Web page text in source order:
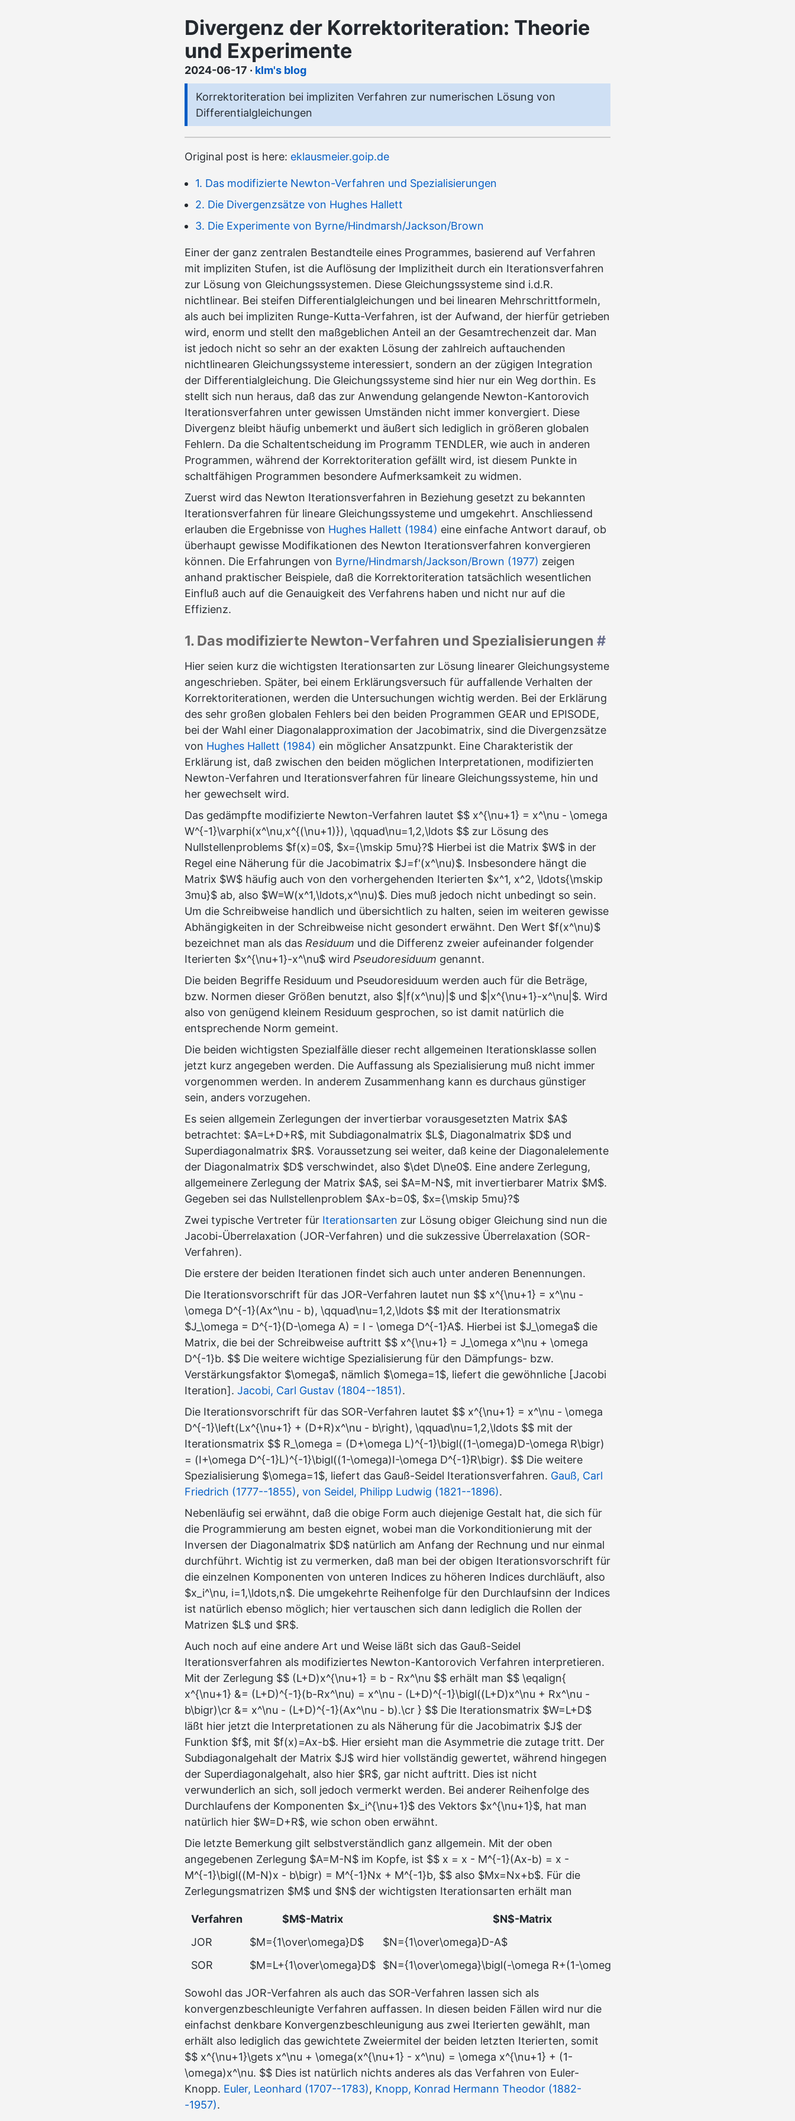
Divergenz der Korrektoriteration: Theorie
und Experimente
2024-06-17 · klm's blog
Korrektoriteration bei impliziten Verfahren zur numerischen Lösung von
Differentialgleichungen
Original post is here: eklausmeier.goip.de
1. Das modifizierte Newton-Verfahren und Spezialisierungen
2. Die Divergenzsätze von Hughes Hallett
3. Die Experimente von Byrne/Hindmarsh/Jackson/Brown
Einer der ganz zentralen Bestandteile eines Programmes, basierend auf Verfahren
mit impliziten Stufen, ist die Auflösung der Implizitheit durch ein Iterationsverfahren
zur Lösung von Gleichungssystemen. Diese Gleichungssysteme sind i.d.R.
nichtlinear. Bei steifen Differentialgleichungen und bei linearen Mehrschrittformeln,
als auch bei impliziten Runge-Kutta-Verfahren, ist der Aufwand, der hierfür getrieben
wird, enorm und stellt den maßgeblichen Anteil an der Gesamtrechenzeit dar. Man
ist jedoch nicht so sehr an der exakten Lösung der zahlreich auftauchenden
nichtlinearen Gleichungssysteme interessiert, sondern an der zügigen Integration
der Differentialgleichung. Die Gleichungssysteme sind hier nur ein Weg dorthin. Es
stellt sich nun heraus, daß das zur Anwendung gelangende Newton-Kantorovich
Iterationsverfahren unter gewissen Umständen nicht immer konvergiert. Diese
Divergenz bleibt häufig unbemerkt und äußert sich lediglich in größeren globalen
Fehlern. Da die Schaltentscheidung im Programm TENDLER, wie auch in anderen
Programmen, während der Korrektoriteration gefällt wird, ist diesem Punkte in
schaltfähigen Programmen besondere Aufmerksamkeit zu widmen.
Zuerst wird das Newton Iterationsverfahren in Beziehung gesetzt zu bekannten
Iterationsverfahren für lineare Gleichungssysteme und umgekehrt. Anschliessend
erlauben die Ergebnisse von Hughes Hallett (1984) eine einfache Antwort darauf, ob
überhaupt gewisse Modifikationen des Newton Iterationsverfahren konvergieren
können. Die Erfahrungen von Byrne/Hindmarsh/Jackson/Brown (1977) zeigen
anhand praktischer Beispiele, daß die Korrektoriteration tatsächlich wesentlichen
Einfluß auch auf die Genauigkeit des Verfahrens haben und nicht nur auf die
Effizienz.
1. Das modifizierte Newton-Verfahren und Spezialisierungen #
Hier seien kurz die wichtigsten Iterationsarten zur Lösung linearer Gleichungsysteme
angeschrieben. Später, bei einem Erklärungsversuch für auffallende Verhalten der
Korrektoriterationen, werden die Untersuchungen wichtig werden. Bei der Erklärung
des sehr großen globalen Fehlers bei den beiden Programmen GEAR und EPISODE,
bei der Wahl einer Diagonalapproximation der Jacobimatrix, sind die Divergenzsätze
von Hughes Hallett (1984) ein möglicher Ansatzpunkt. Eine Charakteristik der
Erklärung ist, daß zwischen den beiden möglichen Interpretationen, modifizierten
Newton-Verfahren und Iterationsverfahren für lineare Gleichungssysteme, hin und
her gewechselt wird.
Das gedämpfte modifizierte Newton-Verfahren lautet $$ x^{\nu+1} = x^\nu - \omega
W^{-1}\varphi(x^\nu,x^{(\nu+1)}), \qquad\nu=1,2,\ldots $$ zur Lösung des
Nullstellenproblems $f(x)=0$, $x={\mskip 5mu}?$ Hierbei ist die Matrix $W$ in der
Regel eine Näherung für die Jacobimatrix $J=f'(x^\nu)$. Insbesondere hängt die
Matrix $W$ häufig auch von den vorhergehenden Iterierten $x^1, x^2, \ldots{\mskip
3mu}$ ab, also $W=W(x^1,\ldots,x^\nu)$. Dies muß jedoch nicht unbedingt so sein.
Um die Schreibweise handlich und übersichtlich zu halten, seien im weiteren gewisse
Abhängigkeiten in der Schreibweise nicht gesondert erwähnt. Den Wert $f(x^\nu)$
bezeichnet man als das Residuum und die Differenz zweier aufeinander folgender
Iterierten $x^{\nu+1}-x^\nu$ wird Pseudoresiduum genannt.
Die beiden Begriffe Residuum und Pseudoresiduum werden auch für die Beträge,
bzw. Normen dieser Größen benutzt, also $|f(x^\nu)|$ und $|x^{\nu+1}-x^\nu|$. Wird
also von genügend kleinem Residuum gesprochen, so ist damit natürlich die
entsprechende Norm gemeint.
Die beiden wichtigsten Spezialfälle dieser recht allgemeinen Iterationsklasse sollen
jetzt kurz angegeben werden. Die Auffassung als Spezialisierung muß nicht immer
vorgenommen werden. In anderem Zusammenhang kann es durchaus günstiger
sein, anders vorzugehen.
Es seien allgemein Zerlegungen der invertierbar vorausgesetzten Matrix $A$
betrachtet: $A=L+D+R$, mit Subdiagonalmatrix $L$, Diagonalmatrix $D$ und
Superdiagonalmatrix $R$. Voraussetzung sei weiter, daß keine der Diagonalelemente
der Diagonalmatrix $D$ verschwindet, also $\det D\ne0$. Eine andere Zerlegung,
allgemeinere Zerlegung der Matrix $A$, sei $A=M-N$, mit invertierbarer Matrix $M$.
Gegeben sei das Nullstellenproblem $Ax-b=0$, $x={\mskip 5mu}?$
Zwei typische Vertreter für Iterationsarten zur Lösung obiger Gleichung sind nun die
Jacobi-Überrelaxation (JOR-Verfahren) und die sukzessive Überrelaxation (SOR-
Verfahren).
Die erstere der beiden Iterationen findet sich auch unter anderen Benennungen.
Die Iterationsvorschrift für das JOR-Verfahren lautet nun $$ x^{\nu+1} = x^\nu -
\omega D^{-1}(Ax^\nu - b), \qquad\nu=1,2,\ldots $$ mit der Iterationsmatrix
$J_\omega = D^{-1}(D-\omega A) = I - \omega D^{-1}A$. Hierbei ist $J_\omega$ die
Matrix, die bei der Schreibweise auftritt $$ x^{\nu+1} = J_\omega x^\nu + \omega
D^{-1}b. $$ Die weitere wichtige Spezialisierung für den Dämpfungs- bzw.
Verstärkungsfaktor $\omega$, nämlich $\omega=1$, liefert die gewöhnliche [Jacobi
Iteration]. Jacobi, Carl Gustav (1804--1851).
Die Iterationsvorschrift für das SOR-Verfahren lautet $$ x^{\nu+1} = x^\nu - \omega
D^{-1}\left(Lx^{\nu+1} + (D+R)x^\nu - b\right), \qquad\nu=1,2,\ldots $$ mit der
Iterationsmatrix $$ R_\omega = (D+\omega L)^{-1}\bigl((1-\omega)D-\omega R\bigr)
= (I+\omega D^{-1}L)^{-1}\bigl((1-\omega)I-\omega D^{-1}R\bigr). $$ Die weitere
Spezialisierung $\omega=1$, liefert das Gauß-Seidel Iterationsverfahren. Gauß, Carl
Friedrich (1777--1855), von Seidel, Philipp Ludwig (1821--1896).
Nebenläufig sei erwähnt, daß die obige Form auch diejenige Gestalt hat, die sich für
die Programmierung am besten eignet, wobei man die Vorkonditionierung mit der
Inversen der Diagonalmatrix $D$ natürlich am Anfang der Rechnung und nur einmal
durchführt. Wichtig ist zu vermerken, daß man bei der obigen Iterationsvorschrift für
die einzelnen Komponenten von unteren Indices zu höheren Indices durchläuft, also
$x_i^\nu, i=1,\ldots,n$. Die umgekehrte Reihenfolge für den Durchlaufsinn der Indices
ist natürlich ebenso möglich; hier vertauschen sich dann lediglich die Rollen der
Matrizen $L$ und $R$.
Auch noch auf eine andere Art und Weise läßt sich das Gauß-Seidel
Iterationsverfahren als modifiziertes Newton-Kantorovich Verfahren interpretieren.
Mit der Zerlegung $$ (L+D)x^{\nu+1} = b - Rx^\nu $$ erhält man $$ \eqalign{
x^{\nu+1} &= (L+D)^{-1}(b-Rx^\nu) = x^\nu - (L+D)^{-1}\bigl((L+D)x^\nu + Rx^\nu -
b\bigr)\cr &= x^\nu - (L+D)^{-1}(Ax^\nu - b).\cr } $$ Die Iterationsmatrix $W=L+D$
läßt hier jetzt die Interpretationen zu als Näherung für die Jacobimatrix $J$ der
Funktion $f$, mit $f(x)=Ax-b$. Hier ersieht man die Asymmetrie die zutage tritt. Der
Subdiagonalgehalt der Matrix $J$ wird hier vollständig gewertet, während hingegen
der Superdiagonalgehalt, also hier $R$, gar nicht auftritt. Dies ist nicht
verwunderlich an sich, soll jedoch vermerkt werden. Bei anderer Reihenfolge des
Durchlaufens der Komponenten $x_i^{\nu+1}$ des Vektors $x^{\nu+1}$, hat man
natürlich hier $W=D+R$, wie schon oben erwähnt.
Die letzte Bemerkung gilt selbstverständlich ganz allgemein. Mit der oben
angegebenen Zerlegung $A=M-N$ im Kopfe, ist $$ x = x - M^{-1}(Ax-b) = x -
M^{-1}\bigl((M-N)x - b\bigr) = M^{-1}Nx + M^{-1}b, $$ also $Mx=Nx+b$. Für die
Zerlegungsmatrizen $M$ und $N$ der wichtigsten Iterationsarten erhält man
Verfahren $M$-Matrix
$N$-Matrix
JOR
$M={1\over\omega}D$
$N={1\over\omega}D-A$
SOR
$M=L+{1\over\omega}D$ $N={1\over\omega}\bigl(-\omega R+(1-\omega)D\bigr)$
Sowohl das JOR-Verfahren als auch das SOR-Verfahren lassen sich als
konvergenzbeschleunigte Verfahren auffassen. In diesen beiden Fällen wird nur die
einfachst denkbare Konvergenzbeschleunigung aus zwei Iterierten gewählt, man
erhält also lediglich das gewichtete Zweiermitel der beiden letzten Iterierten, somit
$$ x^{\nu+1}\gets x^\nu + \omega(x^{\nu+1} - x^\nu) = \omega x^{\nu+1} + (1-
\omega)x^\nu. $$ Dies ist natürlich nichts anderes als das Verfahren von Euler-
Knopp. Euler, Leonhard (1707--1783), Knopp, Konrad Hermann Theodor (1882-
-1957).